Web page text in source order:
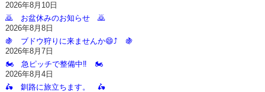
2026年8月10日
🙇‍ お盆休みのお知らせ 🙇‍
2026年8月8日
🍇 ブドウ狩りに来ませんか😄⤴️ 🍇
2026年8月7日
🏍️ 急ピッチで整備中‼️ 🏍️
2026年8月4日
🛵 釧路に旅立ちます。 🛵